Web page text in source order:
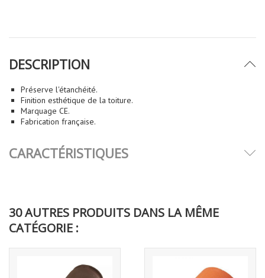
DESCRIPTION
Préserve l'étanchéité.
Finition esthétique de la toiture.
Marquage CE.
Fabrication française.
CARACTÉRISTIQUES
30 AUTRES PRODUITS DANS LA MÊME
CATÉGORIE :